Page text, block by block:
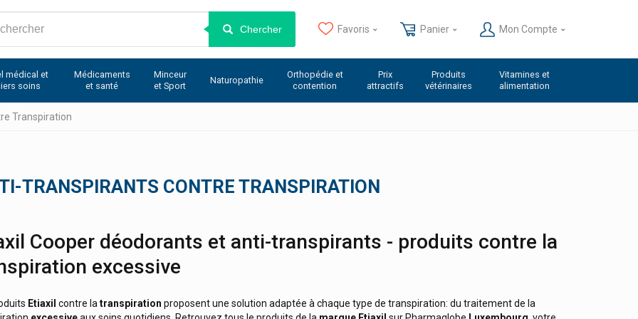
Chercher Favoris Panier Mon Compte
médical et
soins
Médicaments
et santé
Minceur
et Sport
Naturopathie
Orthopédie et
contention
Prix
attractifs
Produits
vétérinaires
Vitamines et
alimentation
Transpiration
TRANSPIRANTS CONTRE TRANSPIRATION
Cooper déodorants et anti-transpirants - produits contre la
excessive
Etiaxil contre la transpiration proposent une solution adaptée à chaque type de transpiration: du traitement de la